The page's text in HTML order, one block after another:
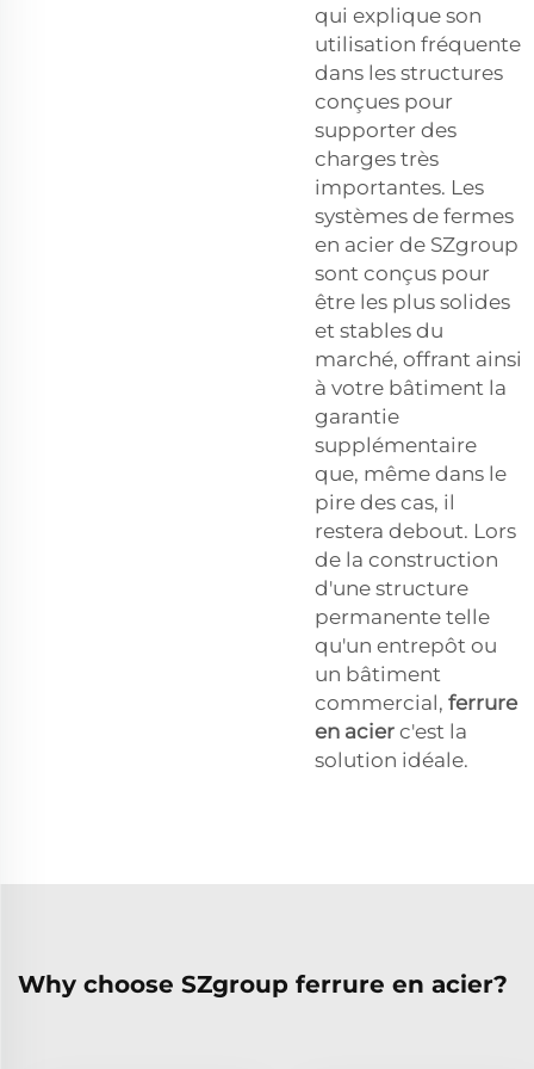
qui explique son
utilisation fréquente
dans les structures
conçues pour
supporter des
charges très
importantes. Les
systèmes de fermes
en acier de SZgroup
sont conçus pour
être les plus solides
et stables du
marché, offrant ainsi
à votre bâtiment la
garantie
supplémentaire
que, même dans le
pire des cas, il
restera debout. Lors
de la construction
d'une structure
permanente telle
qu'un entrepôt ou
un bâtiment
commercial, ferrure
en acier c'est la
solution idéale.
Why choose SZgroup ferrure en acier?